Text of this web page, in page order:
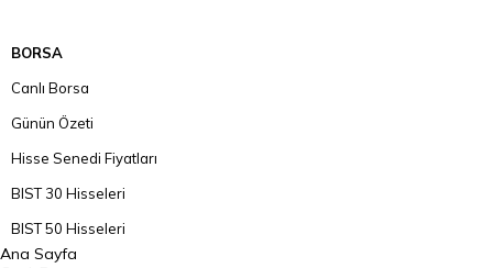
BORSA
Canlı Borsa
Günün Özeti
Hisse Senedi Fiyatları
BIST 30 Hisseleri
BIST 50 Hisseleri
BIST 100 Hisseleri
Ana Sayfa